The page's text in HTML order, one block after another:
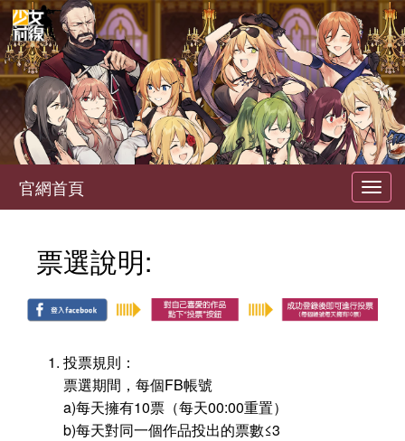
官網首頁
票選說明:
投票規則：
票選期間，每個FB帳號
a)每天擁有10票（每天00:00重置）
b)每天對同一個作品投出的票數≤3